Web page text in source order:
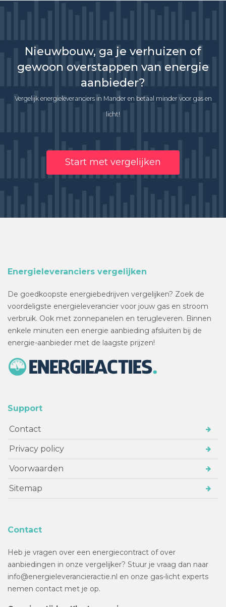
Nieuwbouw, ga je verhuizen of
gewoon overstappen van energie
aanbieder?
Vergelijk energieleveranciers in Mander en betaal minder voor gas en
licht!
Start met vergelijken
Energieleveranciers vergelijken
De goedkoopste energiebedrijven vergelijken? Zoek de
voordeligste energieleverancier voor jouw gas en stroom
verbruik. Ook met zonnepanelen en terugleveren. Binnen
enkele minuten een energie aanbieding afsluiten bij de
energie-aanbieder met de laagste prijzen!
Support
Contact
Privacy policy
Voorwaarden
Sitemap
Contact
Heb je vragen over een energiecontract of over
aanbiedingen in onze vergelijker? Stuur je vraag dan naar
info@energieleverancieractie.nl en onze gas-licht experts
nemen contact met je op.